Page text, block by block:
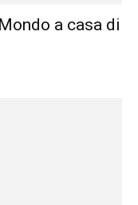
a casa di